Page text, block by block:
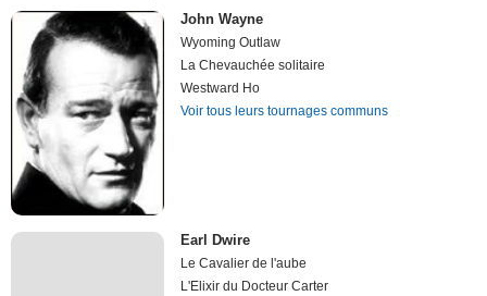
John Wayne
Wyoming Outlaw
La Chevauchée solitaire
Westward Ho
Voir tous leurs tournages communs
Earl Dwire
Le Cavalier de l'aube
L'Elixir du Docteur Carter